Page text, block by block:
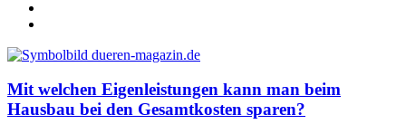
Mit welchen Eigenleistungen kann man beim
Hausbau bei den Gesamtkosten sparen?